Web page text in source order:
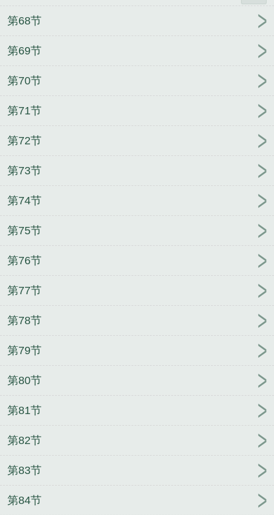
第68节
第69节
第70节
第71节
第72节
第73节
第74节
第75节
第76节
第77节
第78节
第79节
第80节
第81节
第82节
第83节
第84节